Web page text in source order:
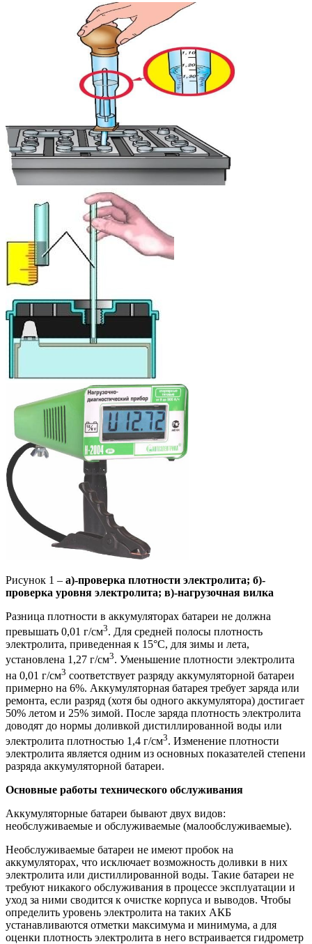
Рисунок 1 – а)-проверка плотности электролита; б)-
проверка уровня электролита; в)-нагрузочная вилка
Разница плотности в аккумуляторах батареи не должна
превышать 0,01 г/см3. Для средней полосы плотность
электролита, приведенная к 15°С, для зимы и лета,
установлена 1,27 г/см3. Уменьшение плотности электролита
на 0,01 г/см3 соответствует разряду аккумуляторной батареи
примерно на 6%. Аккумуляторная батарея требует заряда или
ремонта, если разряд (хотя бы одного аккумулятора) достигает
50% летом и 25% зимой. После заряда плотность электролита
доводят до нормы доливкой дистиллированной воды или
электролита плотностью 1,4 г/см3. Изменение плотности
электролита является одним из основных показателей степени
разряда аккумуляторной батареи.
Основные работы технического обслуживания
Аккумуляторные батареи бывают двух видов:
необслуживаемые и обслуживаемые (малообслуживаемые).
Необслуживаемые батареи не имеют пробок на
аккумуляторах, что исключает возможность доливки в них
электролита или дистиллированной воды. Такие батареи не
требуют никакого обслуживания в процессе эксплуатации и
уход за ними сводится к очистке корпуса и выводов. Чтобы
определить уровень электролита на таких АКБ
устанавливаются отметки максимума и минимума, а для
оценки плотность электролита в него встраивается гидрометр